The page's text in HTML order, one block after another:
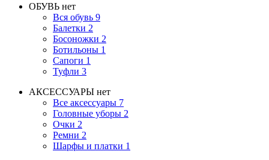
ОБУВЬ нет
Вся обувь 9
Балетки 2
Босоножки 2
Ботильоны 1
Сапоги 1
Туфли 3
АКСЕССУАРЫ нет
Все аксессуары 7
Головные уборы 2
Очки 2
Ремни 2
Шарфы и платки 1